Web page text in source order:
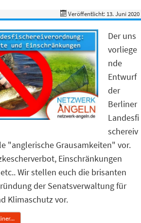
Veröffentlicht: 13. Juni 2020
Der uns
vorliege
nde
Entwurf
der
Berliner
Landesfi
schereiv
"anglerische Grausamkeiten" vor.
Einschränkungen
Wir stellen euch die brisanten
der Senatsverwaltung für
Klimaschutz vor.